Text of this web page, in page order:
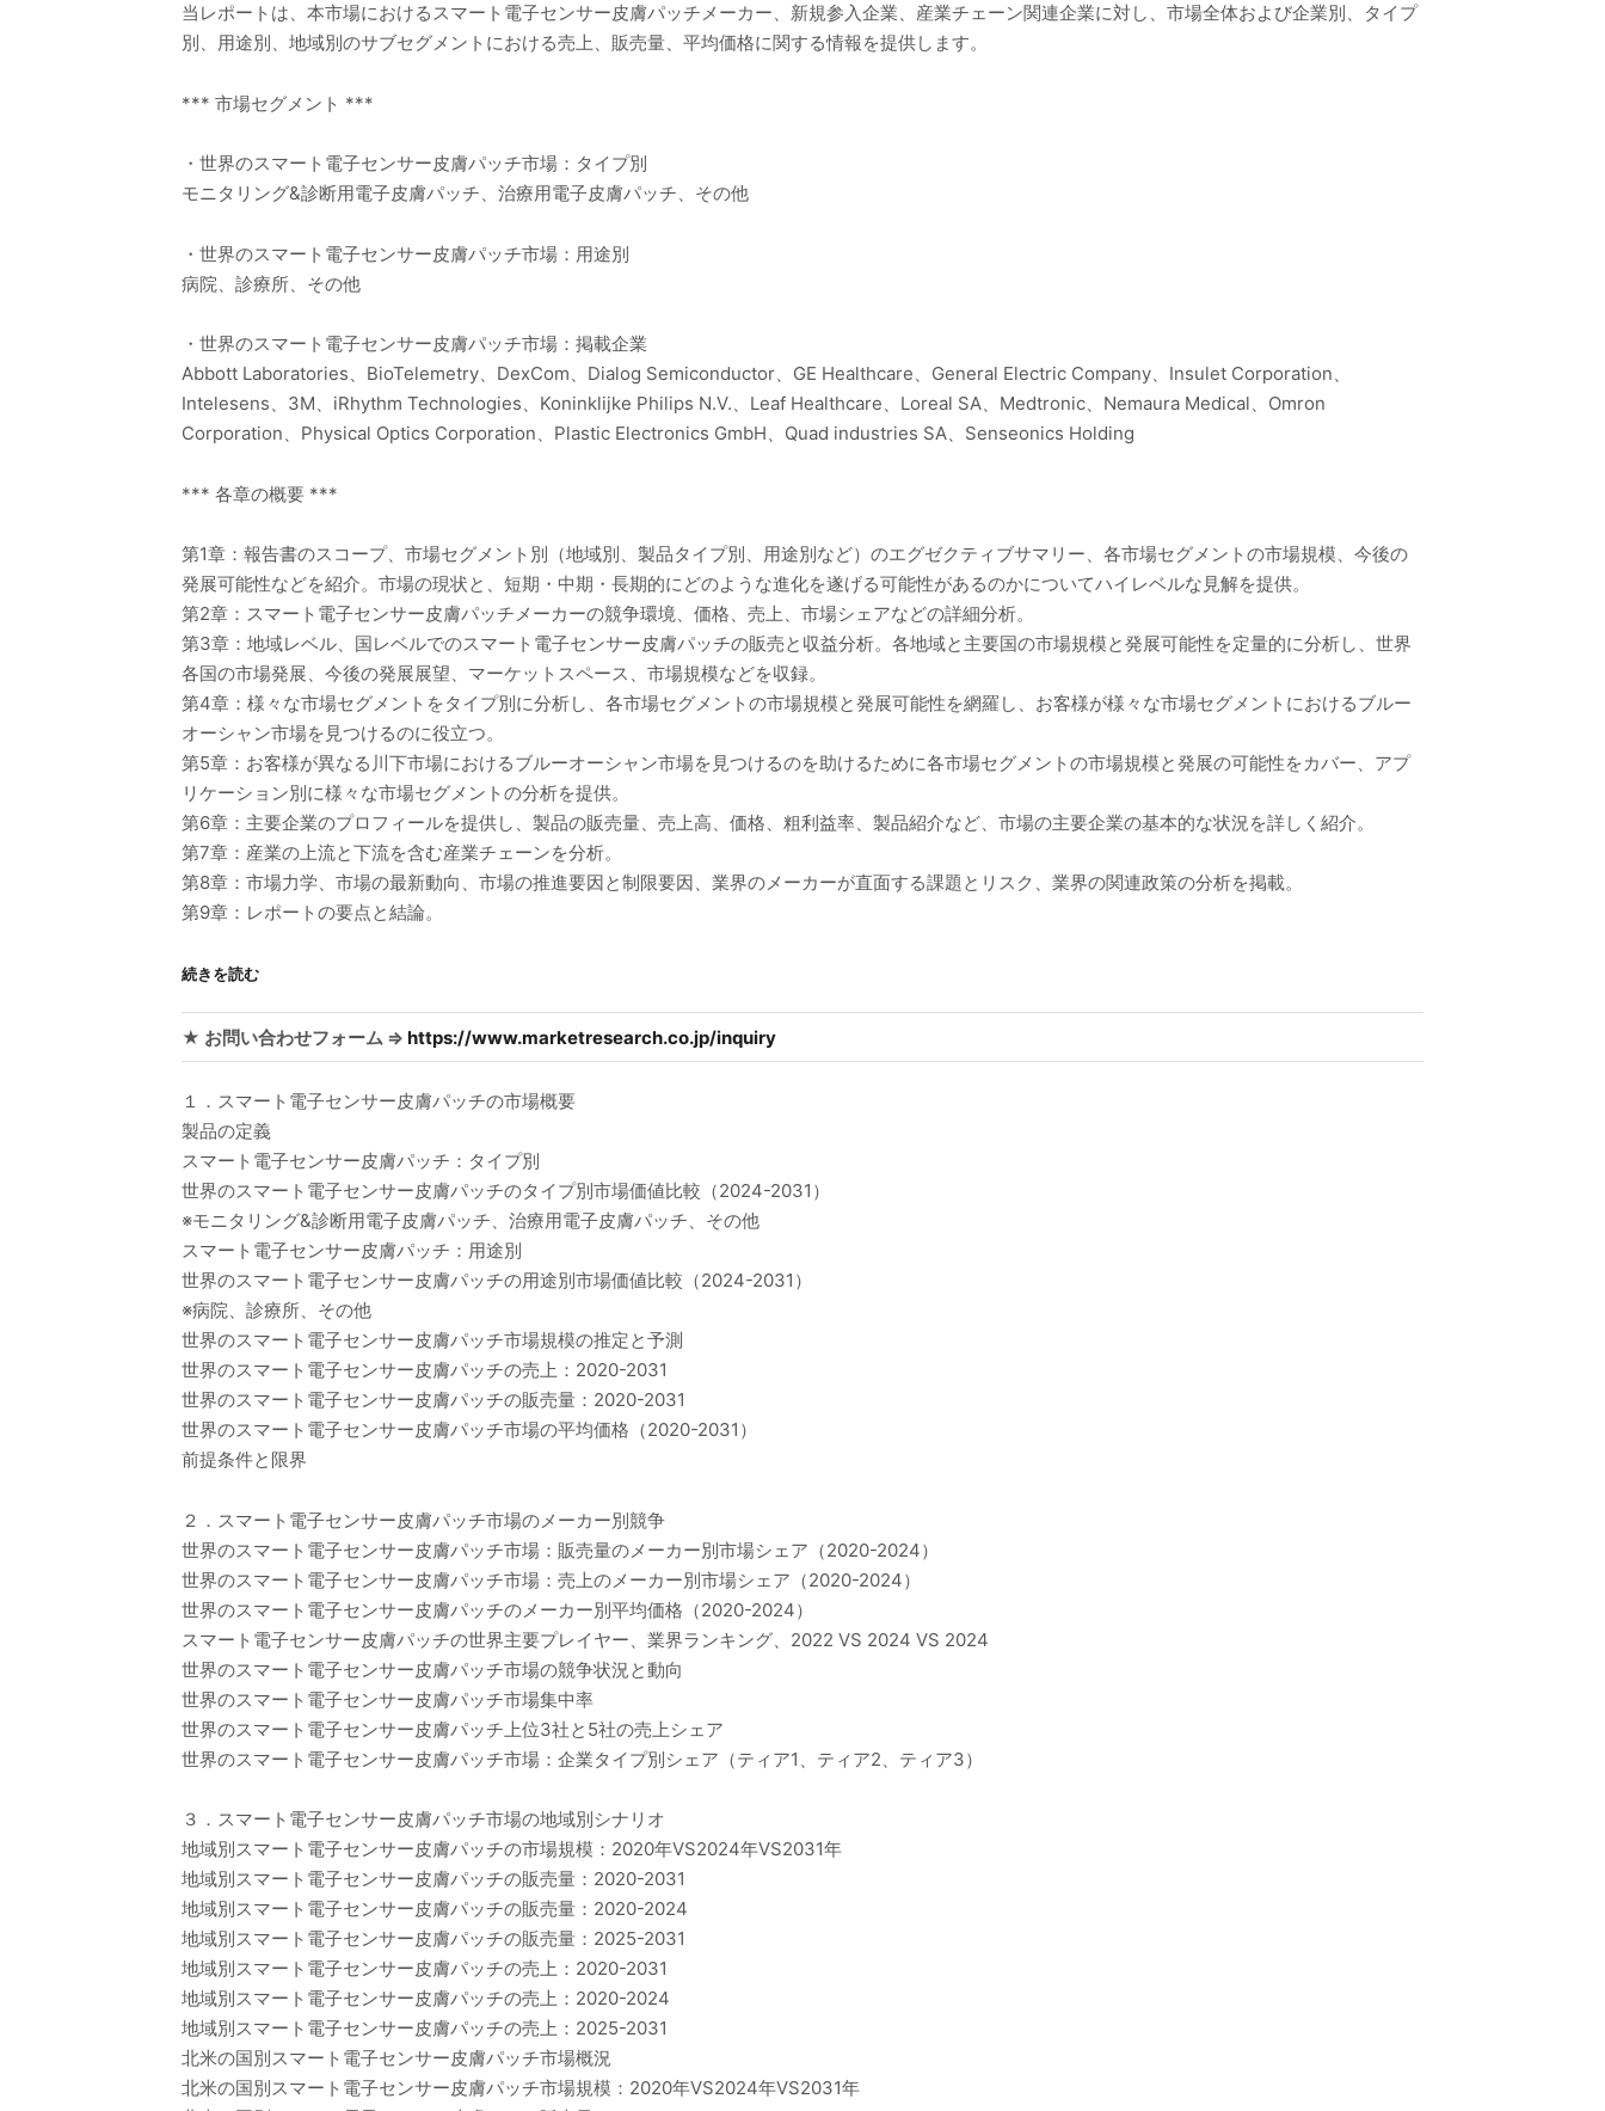
当レポートは、本市場におけるスマート電子センサー皮膚パッチメーカー、新規参入企業、産業チェーン関連企業に対し、市場全体および企業別、タイプ
別、用途別、地域別のサブセグメントにおける売上、販売量、平均価格に関する情報を提供します。
*** 市場セグメント ***
・世界のスマート電子センサー皮膚パッチ市場：タイプ別
モニタリング&診断用電子皮膚パッチ、治療用電子皮膚パッチ、その他
・世界のスマート電子センサー皮膚パッチ市場：用途別
病院、診療所、その他
・世界のスマート電子センサー皮膚パッチ市場：掲載企業
Abbott Laboratories、BioTelemetry、DexCom、Dialog Semiconductor、GE Healthcare、General Electric Company、Insulet Corporation、
Intelesens、3M、iRhythm Technologies、Koninklijke Philips N.V.、Leaf Healthcare、Loreal SA、Medtronic、Nemaura Medical、Omron
Corporation、Physical Optics Corporation、Plastic Electronics GmbH、Quad industries SA、Senseonics Holding
*** 各章の概要 ***
第1章：報告書のスコープ、市場セグメント別（地域別、製品タイプ別、用途別など）のエグゼクティブサマリー、各市場セグメントの市場規模、今後の
発展可能性などを紹介。市場の現状と、短期・中期・長期的にどのような進化を遂げる可能性があるのかについてハイレベルな見解を提供。
第2章：スマート電子センサー皮膚パッチメーカーの競争環境、価格、売上、市場シェアなどの詳細分析。
第3章：地域レベル、国レベルでのスマート電子センサー皮膚パッチの販売と収益分析。各地域と主要国の市場規模と発展可能性を定量的に分析し、世界
各国の市場発展、今後の発展展望、マーケットスペース、市場規模などを収録。
第4章：様々な市場セグメントをタイプ別に分析し、各市場セグメントの市場規模と発展可能性を網羅し、お客様が様々な市場セグメントにおけるブルー
オーシャン市場を見つけるのに役立つ。
第5章：お客様が異なる川下市場におけるブルーオーシャン市場を見つけるのを助けるために各市場セグメントの市場規模と発展の可能性をカバー、アプ
リケーション別に様々な市場セグメントの分析を提供。
第6章：主要企業のプロフィールを提供し、製品の販売量、売上高、価格、粗利益率、製品紹介など、市場の主要企業の基本的な状況を詳しく紹介。
第7章：産業の上流と下流を含む産業チェーンを分析。
第8章：市場力学、市場の最新動向、市場の推進要因と制限要因、業界のメーカーが直面する課題とリスク、業界の関連政策の分析を掲載。
第9章：レポートの要点と結論。
続きを読む
★ お問い合わせフォーム ⇒ https://www.marketresearch.co.jp/inquiry
１．スマート電子センサー皮膚パッチの市場概要
製品の定義
スマート電子センサー皮膚パッチ：タイプ別
世界のスマート電子センサー皮膚パッチのタイプ別市場価値比較（2024-2031）
※モニタリング&診断用電子皮膚パッチ、治療用電子皮膚パッチ、その他
スマート電子センサー皮膚パッチ：用途別
世界のスマート電子センサー皮膚パッチの用途別市場価値比較（2024-2031）
※病院、診療所、その他
世界のスマート電子センサー皮膚パッチ市場規模の推定と予測
世界のスマート電子センサー皮膚パッチの売上：2020-2031
世界のスマート電子センサー皮膚パッチの販売量：2020-2031
世界のスマート電子センサー皮膚パッチ市場の平均価格（2020-2031）
前提条件と限界
２．スマート電子センサー皮膚パッチ市場のメーカー別競争
世界のスマート電子センサー皮膚パッチ市場：販売量のメーカー別市場シェア（2020-2024）
世界のスマート電子センサー皮膚パッチ市場：売上のメーカー別市場シェア（2020-2024）
世界のスマート電子センサー皮膚パッチのメーカー別平均価格（2020-2024）
スマート電子センサー皮膚パッチの世界主要プレイヤー、業界ランキング、2022 VS 2024 VS 2024
世界のスマート電子センサー皮膚パッチ市場の競争状況と動向
世界のスマート電子センサー皮膚パッチ市場集中率
世界のスマート電子センサー皮膚パッチ上位3社と5社の売上シェア
世界のスマート電子センサー皮膚パッチ市場：企業タイプ別シェア（ティア1、ティア2、ティア3）
３．スマート電子センサー皮膚パッチ市場の地域別シナリオ
地域別スマート電子センサー皮膚パッチの市場規模：2020年VS2024年VS2031年
地域別スマート電子センサー皮膚パッチの販売量：2020-2031
地域別スマート電子センサー皮膚パッチの販売量：2020-2024
地域別スマート電子センサー皮膚パッチの販売量：2025-2031
地域別スマート電子センサー皮膚パッチの売上：2020-2031
地域別スマート電子センサー皮膚パッチの売上：2020-2024
地域別スマート電子センサー皮膚パッチの売上：2025-2031
北米の国別スマート電子センサー皮膚パッチ市場概況
北米の国別スマート電子センサー皮膚パッチ市場規模：2020年VS2024年VS2031年